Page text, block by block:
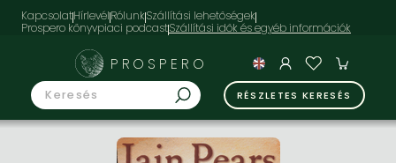
KapcsolatHírlevélRólunkSzállítási lehetőségek
Prospero könyvpiaci podcast
PROSPERO
RÉSZLETES KERESÉS